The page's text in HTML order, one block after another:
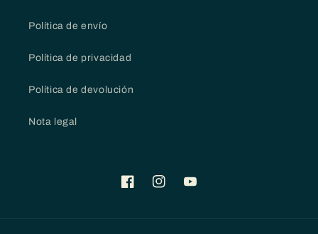
Política de envío
Política de privacidad
Política de devolución
Nota legal
FacebookInstagramYouTube